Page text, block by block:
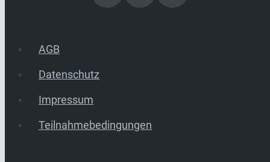
AGB
Datenschutz
Impressum
Teilnahmebedingungen